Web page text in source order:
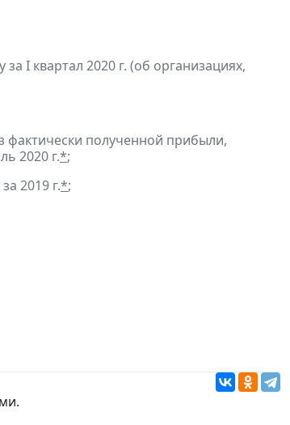
I квартал 2020 г. (об организациях,
полученной прибыли,
2020 г.*;
2019 г.*;